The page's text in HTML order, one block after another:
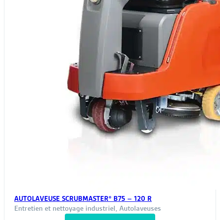
AUTOLAVEUSE SCRUBMASTER® B75 – 120 R
Entretien et nettoyage industriel, Autolaveuses